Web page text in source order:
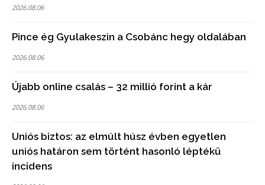
2026.08.06
Pince ég Gyulakeszin a Csobánc hegy oldalában
2026.08.06
Újabb online csalás – 32 millió forint a kár
2026.08.06
Uniós biztos: az elmúlt húsz évben egyetlen
uniós határon sem történt hasonló léptékű
incidens